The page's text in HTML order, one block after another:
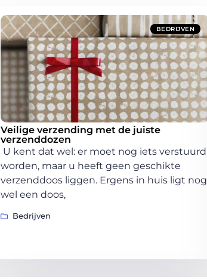
BEDRIJVEN
Veilige verzending met de juiste
verzenddozen
U kent dat wel: er moet nog iets verstuurd
worden, maar u heeft geen geschikte
verzenddoos liggen. Ergens in huis ligt nog
wel een doos,
Bedrijven